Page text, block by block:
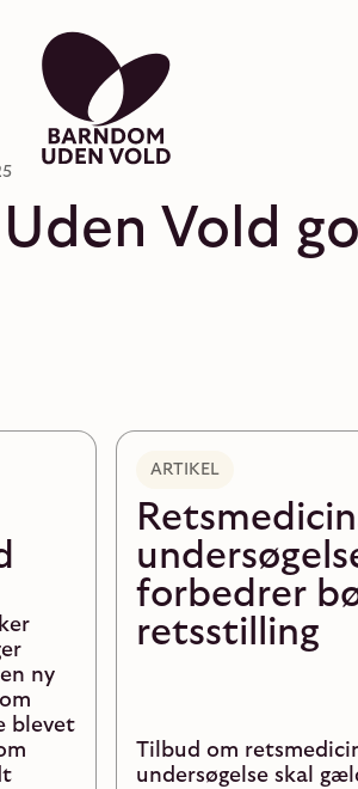
Uden Vold
ny
blevet
ARTIKEL
forbedrer
retsstilling
Tilbud om
undersøgelse skal